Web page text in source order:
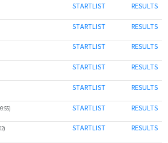
STARTLIST RESULTS
STARTLIST RESULTS
STARTLIST RESULTS
STARTLIST RESULTS
STARTLIST RESULTS
STARTLIST RESULTS
STARTLIST RESULTS